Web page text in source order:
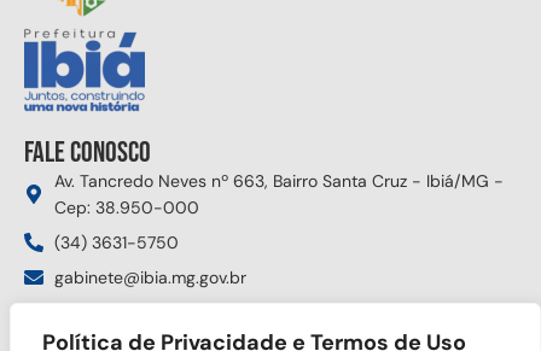
Política de Privacidade e Termos de Uso
Fale conosco
Av. Tancredo Neves nº 663, Bairro Santa Cruz - Ibiá/MG -
Cep: 38.950-000
(34) 3631-5750
gabinete@ibia.mg.gov.br